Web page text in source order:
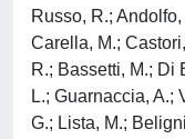
Russo, R.;
Carella, M.;
R.; Bassetti, M.; Di
L.; Guarnaccia, A.;
G.; Lista, M.;